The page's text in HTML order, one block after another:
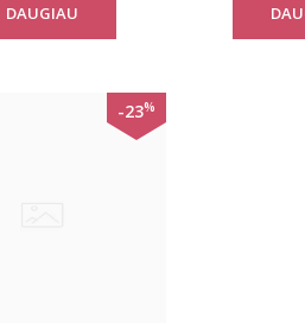
DAUGIAU
-23%